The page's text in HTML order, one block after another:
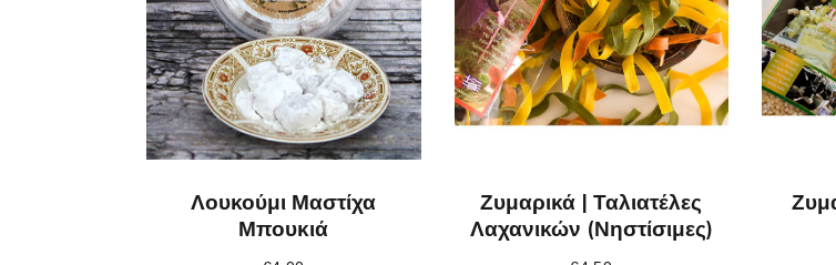
Λουκούμι Μαστίχα
Μπουκιά
Ζυμαρικά | Ταλιατέλες
Λαχανικών (νηστίσιμες)